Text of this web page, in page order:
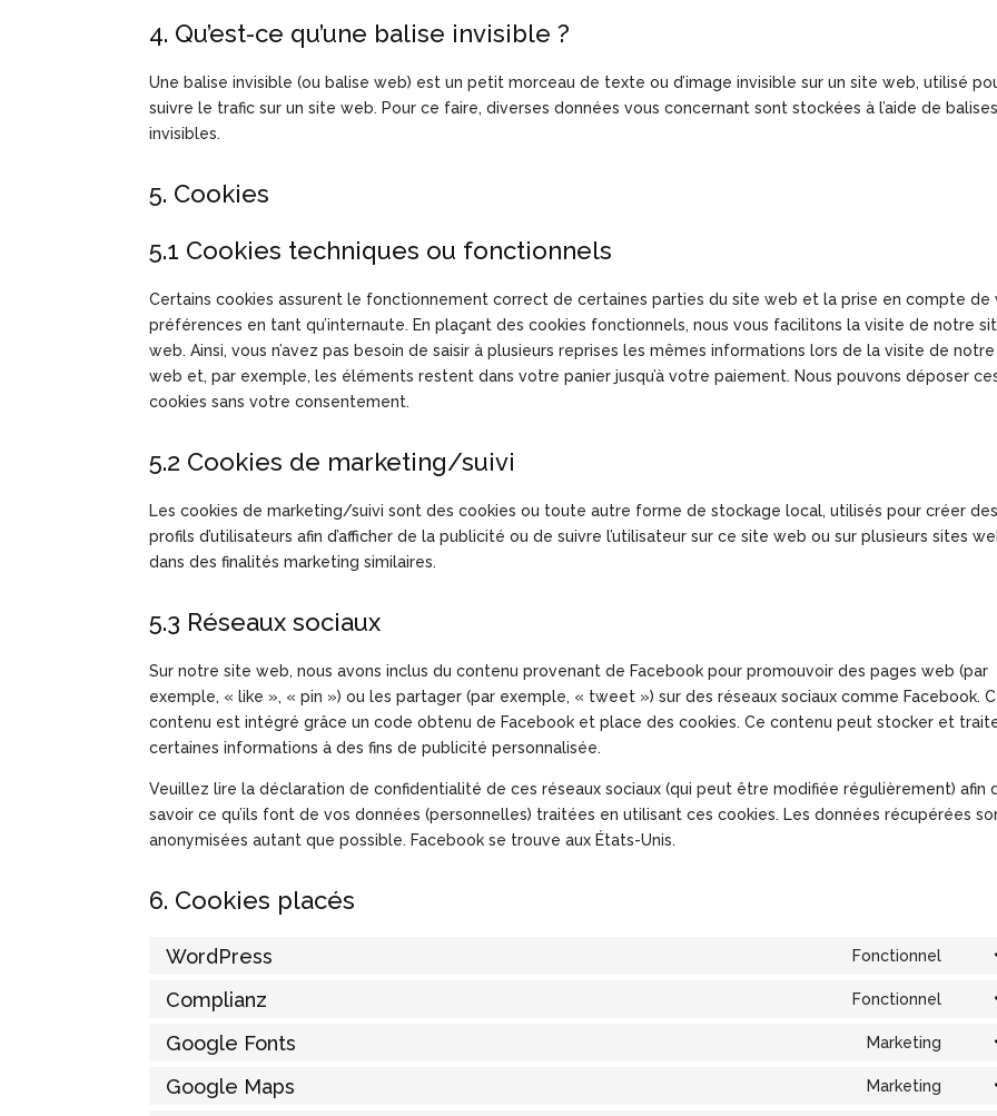
4. Qu’est-ce qu’une balise invisible ?
Une balise invisible (ou balise web) est un petit morceau de texte ou d’image invisible sur un site web, utilisé
suivre le trafic sur un site web. Pour ce faire, diverses données vous concernant sont stockées à l’aide de balises
invisibles.
5. Cookies
5.1 Cookies techniques ou fonctionnels
Certains cookies assurent le fonctionnement correct de certaines parties du site web et la prise en compte de
préférences en tant qu’internaute. En plaçant des cookies fonctionnels, nous vous facilitons la visite de notre
web. Ainsi, vous n’avez pas besoin de saisir à plusieurs reprises les mêmes informations lors de la visite de
web et, par exemple, les éléments restent dans votre panier jusqu’à votre paiement. Nous pouvons déposer
cookies sans votre consentement.
5.2 Cookies de marketing/suivi
Les cookies de marketing/suivi sont des cookies ou toute autre forme de stockage local, utilisés pour créer des
profils d’utilisateurs afin d’afficher de la publicité ou de suivre l’utilisateur sur ce site web ou sur plusieurs sites
dans des finalités marketing similaires.
5.3 Réseaux sociaux
Sur notre site web, nous avons inclus du contenu provenant de Facebook pour promouvoir des pages web (par
exemple, « like », « pin ») ou les partager (par exemple, « tweet ») sur des réseaux sociaux comme Facebook.
contenu est intégré grâce un code obtenu de Facebook et place des cookies. Ce contenu peut stocker et
certaines informations à des fins de publicité personnalisée.
Veuillez lire la déclaration de confidentialité de ces réseaux sociaux (qui peut être modifiée régulièrement) afin
savoir ce qu’ils font de vos données (personnelles) traitées en utilisant ces cookies. Les données récupérées
anonymisées autant que possible. Facebook se trouve aux États-Unis.
6. Cookies placés
WordPress Fonctionnel
Complianz Fonctionnel
Google Fonts Marketing
Google Maps Marketing